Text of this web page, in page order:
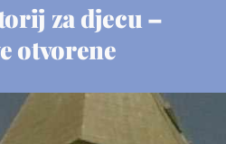
za djecu –
otvorene